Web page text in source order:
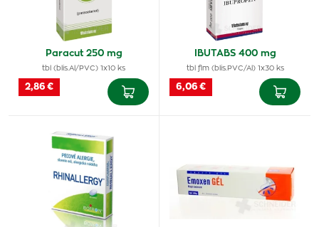
Paracut 250 mg
tbl (blis.Al/PVC) 1x10 ks
2,86 €
IBUTABS 400 mg
tbl flm (blis.PVC/Al) 1x30 ks
6,06 €